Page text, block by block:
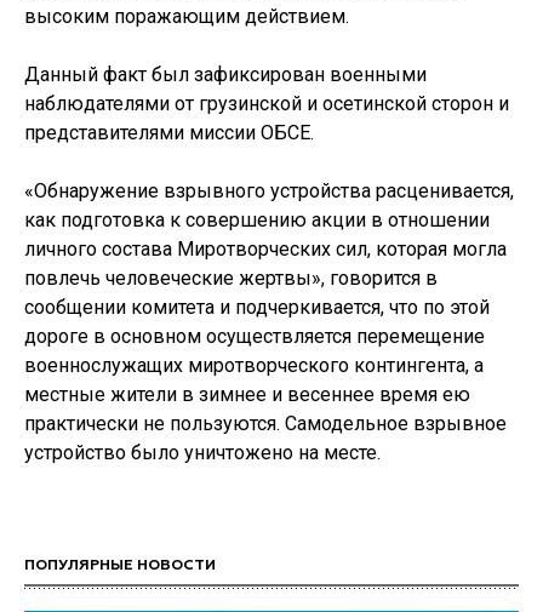
высоким поражающим действием.
Данный факт был зафиксирован военными
наблюдателями от грузинской и осетинской сторон и
представителями миссии ОБСЕ.
«Обнаружение взрывного устройства расценивается,
как подготовка к совершению акции в отношении
личного состава Миротворческих сил, которая могла
повлечь человеческие жертвы», говорится в
сообщении комитета и подчеркивается, что по этой
дороге в основном осуществляется перемещение
военнослужащих миротворческого контингента, а
местные жители в зимнее и весеннее время ею
практически не пользуются. Самодельное взрывное
устройство было уничтожено на месте.
ПОПУЛЯРНЫЕ НОВОСТИ